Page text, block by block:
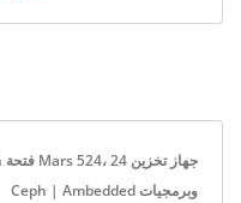
وبرمجيات Ceph | Ambedded